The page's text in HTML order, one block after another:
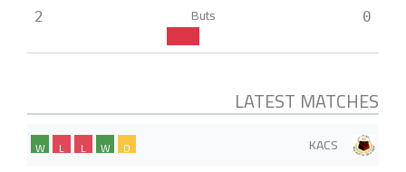
0
Buts
2
LATEST MATCHES
KACS
D
W
L
L
W